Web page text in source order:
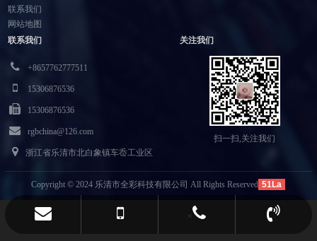
联系我们
网站地图
联系我们
+8657762777511
15306876536
15306876536
rgbchina@126.com
浙江省乐清市北白象镇车岙工业区
关注我们
扫一扫,关注我们
Copyright © 2024 乐清市全彩科技有限公司 All Rights Reserved 51La
<